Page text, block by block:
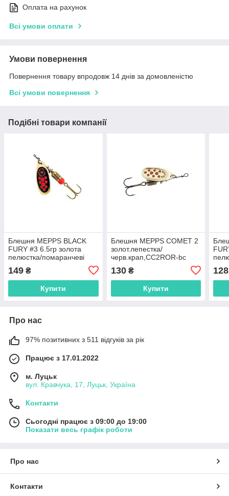
Оплата на рахунок
Всі умови оплати
Умови повернення
Повернення товару впродовж 14 днів за домовленістю
Всі умови повернення
Подібні товари компанії
Блешня MEPPS BLACK
FURY #3 6.5гр золота
пелюстка/помаранчеві
149 ₴
Купити
Блешня MEPPS COMET 2
золот.лепестка/
черв.крап,CC2ROR-bc
130₴
Купити
128
Про нас
97% позитивних з 511 відгуків за рік
Працює з 17.01.2022
м. Луцьк
вул. Кравчука, 17, Луцьк, Україна
Контакти
Сьогодні працює з 09:00 до 19:00
Показати весь графік роботи
Про нас
Контакти